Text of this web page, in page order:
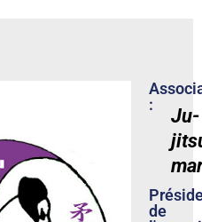
:
Ju-
de